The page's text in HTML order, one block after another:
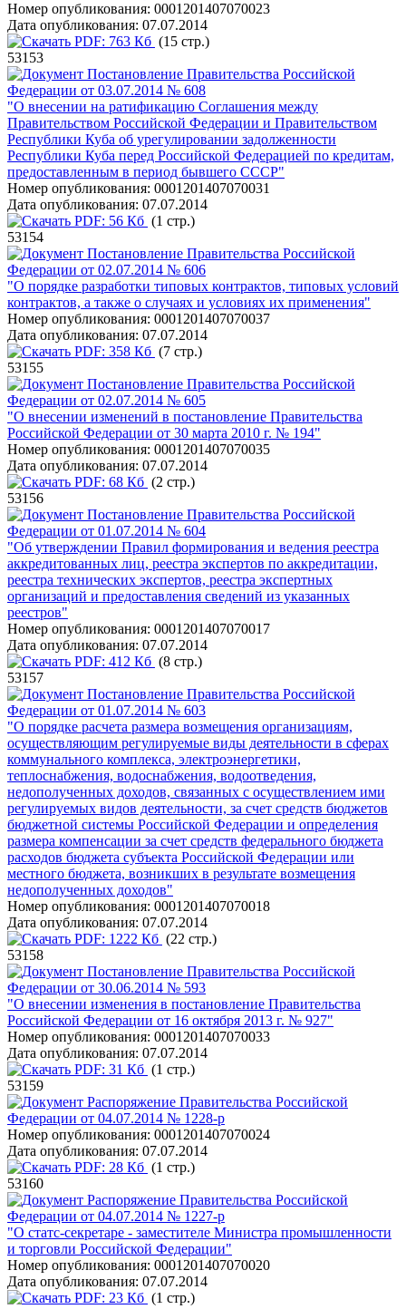
Номер опубликования: 0001201407070023
Дата опубликования: 07.07.2014
PDF: 763 Кб (15 стр.)
53153
Постановление Правительства Российской
Федерации от 03.07.2014 № 608
"О внесении на ратификацию Соглашения между
Правительством Российской Федерации и Правительством
Республики Куба об урегулировании задолженности
Республики Куба перед Российской Федерацией по кредитам,
предоставленным в период бывшего СССР"
Номер опубликования: 0001201407070031
Дата опубликования: 07.07.2014
PDF: 56 Кб (1 стр.)
53154
Постановление Правительства Российской
Федерации от 02.07.2014 № 606
"О порядке разработки типовых контрактов, типовых условий
контрактов, а также о случаях и условиях их применения"
Номер опубликования: 0001201407070037
Дата опубликования: 07.07.2014
PDF: 358 Кб (7 стр.)
53155
Постановление Правительства Российской
Федерации от 02.07.2014 № 605
"О внесении изменений в постановление Правительства
Российской Федерации от 30 марта 2010 г. № 194"
Номер опубликования: 0001201407070035
Дата опубликования: 07.07.2014
PDF: 68 Кб (2 стр.)
53156
Постановление Правительства Российской
Федерации от 01.07.2014 № 604
"Об утверждении Правил формирования и ведения реестра
аккредитованных лиц, реестра экспертов по аккредитации,
реестра технических экспертов, реестра экспертных
организаций и предоставления сведений из указанных
реестров"
Номер опубликования: 0001201407070017
Дата опубликования: 07.07.2014
PDF: 412 Кб (8 стр.)
53157
Постановление Правительства Российской
Федерации от 01.07.2014 № 603
"О порядке расчета размера возмещения организациям,
осуществляющим регулируемые виды деятельности в сферах
коммунального комплекса, электроэнергетики,
теплоснабжения, водоснабжения, водоотведения,
недополученных доходов, связанных с осуществлением ими
регулируемых видов деятельности, за счет средств бюджетов
бюджетной системы Российской Федерации и определения
размера компенсации за счет средств федерального бюджета
расходов бюджета субъекта Российской Федерации или
местного бюджета, возникших в результате возмещения
недополученных доходов"
Номер опубликования: 0001201407070018
Дата опубликования: 07.07.2014
PDF: 1222 Кб (22 стр.)
53158
Постановление Правительства Российской
Федерации от 30.06.2014 № 593
"О внесении изменения в постановление Правительства
Российской Федерации от 16 октября 2013 г. № 927"
Номер опубликования: 0001201407070033
Дата опубликования: 07.07.2014
PDF: 31 Кб (1 стр.)
53159
Распоряжение Правительства Российской
Федерации от 04.07.2014 № 1228-р
Номер опубликования: 0001201407070024
Дата опубликования: 07.07.2014
PDF: 28 Кб (1 стр.)
53160
Распоряжение Правительства Российской
Федерации от 04.07.2014 № 1227-р
"О статс-секретаре - заместителе Министра промышленности
и торговли Российской Федерации"
Номер опубликования: 0001201407070020
Дата опубликования: 07.07.2014
PDF: 23 Кб (1 стр.)